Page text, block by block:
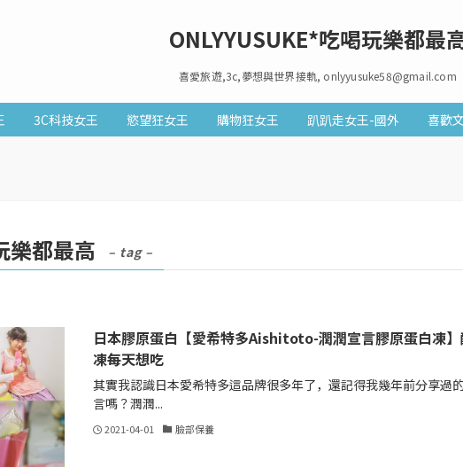
ONLYYUSUKE*吃喝玩樂都最
喜愛旅遊,3c,夢想與世界接軌, onlyyusuke58@gmail.com
3C科技女王 慾望狂女王 購物狂女王 趴趴走女王-國外 喜歡
都最高 – tag –
日本膠原蛋白【愛希特多Aishitoto-潤潤宣言膠原蛋白凍
凍每天想吃
其實我認識日本愛希特多這品牌很多年了，還記得我幾年前分享過
言嗎？潤潤...
2021-04-01 臉部保養